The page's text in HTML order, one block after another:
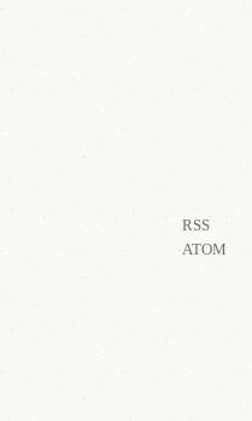
RSS
ATOM